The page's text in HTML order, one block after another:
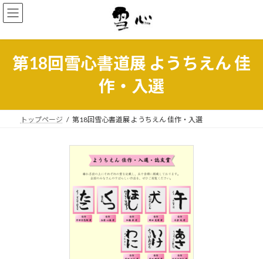
コ
ン
ン
プ
ナ
ビ
ー
動
第18回雪心書道展 ようちえん 佳
作・入選
トップページ 第18回雪心書道展 ようちえん 佳作・入選